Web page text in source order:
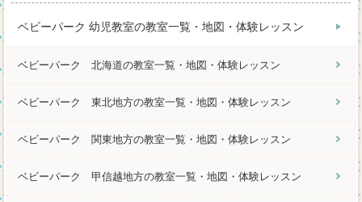
ベビーパーク 幼児教室の教室一覧・地図・体験レッスン
ベビーパーク 北海道の教室一覧・地図・体験レッスン
ベビーパーク 東北地方の教室一覧・地図・体験レッスン
ベビーパーク 関東地方の教室一覧・地図・体験レッスン
ベビーパーク 甲信越地方の教室一覧・地図・体験レッスン